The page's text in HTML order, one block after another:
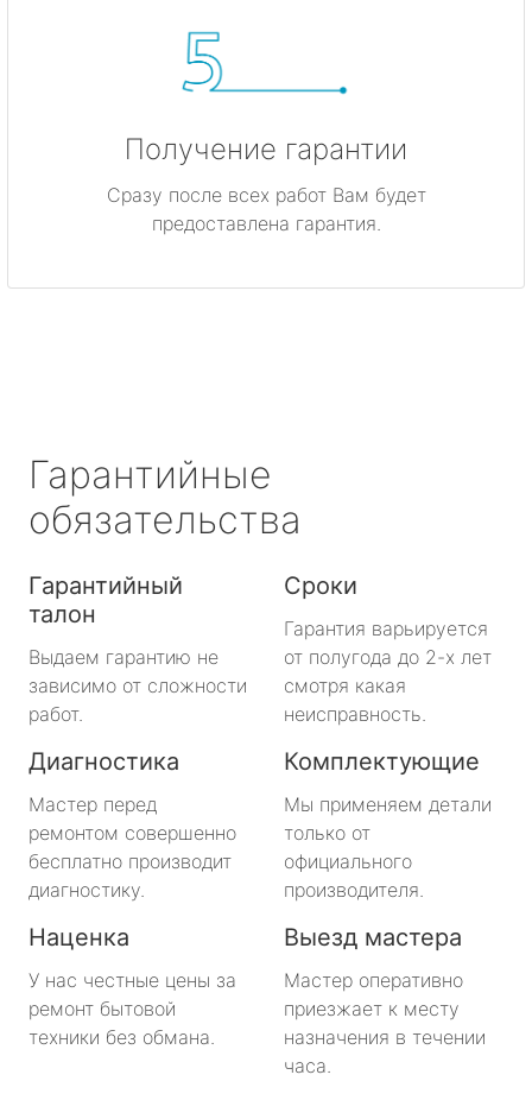
Получение гарантии
Сразу после всех работ Вам будет
предоставлена гарантия.
Гарантийные
обязательства
Гарантийный
талон
Выдаем гарантию не
зависимо от сложности
работ.
Сроки
Гарантия варьируется
от полугода до 2-х лет
смотря какая
неисправность.
Диагностика
Мастер перед
ремонтом совершенно
бесплатно производит
диагностику.
Комплектующие
Мы применяем детали
только от
официального
производителя.
Наценка
У нас честные цены за
ремонт бытовой
техники без обмана.
Выезд мастера
Мастер оперативно
приезжает к месту
назначения в течении
часа.